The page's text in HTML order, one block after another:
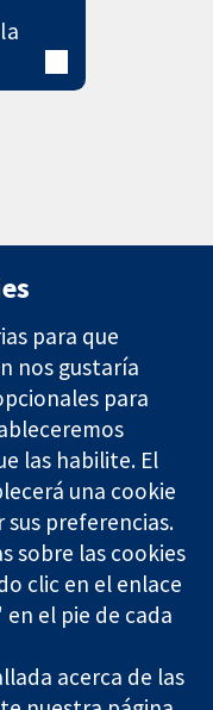
Contacto
Noticias
Prensa
Sobre
nosotros
Empleo
Cochrane
Library
1045921) and a
registered in
GB 718 2127 49.
para que
nos gustaría
para
las habilite. El
una cookie
preferencias.
sobre las cookies
clic en el enlace
el pie de cada
acerca de las